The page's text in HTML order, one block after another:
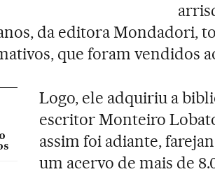
da editora Mondadori,
que foram vendidos
Logo, ele adquiriu a
escritor Monteiro
assim foi adiante,
um acervo de mais de